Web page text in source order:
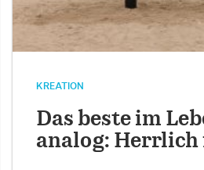
KREATION
Das beste im
analog: Herrlich